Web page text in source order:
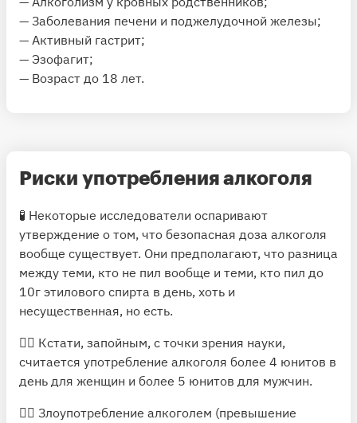
— Заболевания печени и поджелудочной железы;
— Активный гастрит;
— Эзофагит;
— Возраст до 18 лет.
Риски употребления алкоголя
🧪 Некоторые исследователи оспаривают
утверждение о том, что безопасная доза алкоголя
вообще существует. Они предполагают, что разница
между теми, кто не пил вообще и теми, кто пил до
10г этилового спирта в день, хоть и
несущественная, но есть.
🤦‍♂️ Кстати, запойным, с точки зрения науки,
считается употребление алкоголя более 4 юнитов в
день для женщин и более 5 юнитов для мужчин.
💁‍♂️ Злоупотребление алкоголем (превышение